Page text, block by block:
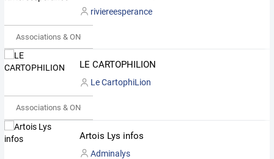
riviereesperance
Associations & ONG
LE CARTOPHILION
Le CartophiLion
Associations & ONG
Artois Lys infos
Adminalys